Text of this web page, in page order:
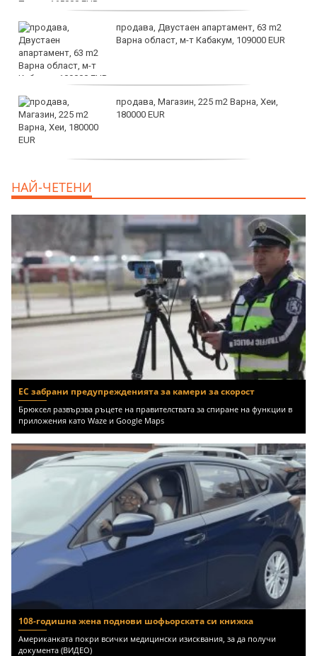
продава, Двустаен апартамент, 63 m2
Варна област, м-т Кабакум, 109000 EUR
продава, Магазин, 225 m2 Варна, Хеи,
180000 EUR
НАЙ-ЧЕТЕНИ
ЕС забрани предупрежденията за камери за скорост
Брюксел развързва ръцете на правителствата за спиране на функции в
приложения като Waze и Google Maps
108-годишна жена поднови шофьорската си книжка
Американката покри всички медицински изисквания, за да получи
документа (ВИДЕО)